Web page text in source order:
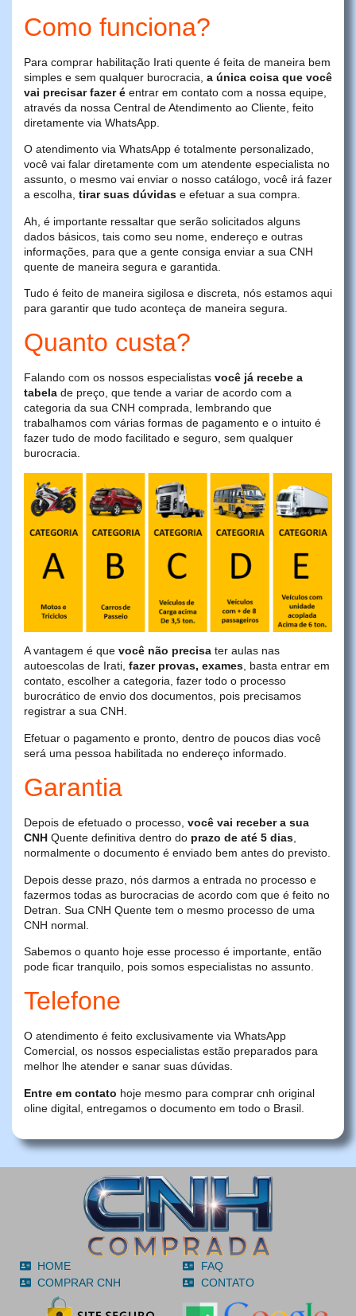
Como funciona?
Para comprar habilitação Irati quente é feita de maneira bem
simples e sem qualquer burocracia, a única coisa que você
vai precisar fazer é entrar em contato com a nossa equipe,
através da nossa Central de Atendimento ao Cliente, feito
diretamente via WhatsApp.
O atendimento via WhatsApp é totalmente personalizado,
você vai falar diretamente com um atendente especialista no
assunto, o mesmo vai enviar o nosso catálogo, você irá fazer
a escolha, tirar suas dúvidas e efetuar a sua compra.
Ah, é importante ressaltar que serão solicitados alguns
dados básicos, tais como seu nome, endereço e outras
informações, para que a gente consiga enviar a sua CNH
quente de maneira segura e garantida.
Tudo é feito de maneira sigilosa e discreta, nós estamos aqui
para garantir que tudo aconteça de maneira segura.
Quanto custa?
Falando com os nossos especialistas você já recebe a
tabela de preço, que tende a variar de acordo com a
categoria da sua CNH comprada, lembrando que
trabalhamos com várias formas de pagamento e o intuito é
fazer tudo de modo facilitado e seguro, sem qualquer
burocracia.
A vantagem é que você não precisa ter aulas nas
autoescolas de Irati, fazer provas, exames, basta entrar em
contato, escolher a categoria, fazer todo o processo
burocrático de envio dos documentos, pois precisamos
registrar a sua CNH.
Efetuar o pagamento e pronto, dentro de poucos dias você
será uma pessoa habilitada no endereço informado.
Garantia
Depois de efetuado o processo, você vai receber a sua
CNH Quente definitiva dentro do prazo de até 5 dias,
normalmente o documento é enviado bem antes do previsto.
Depois desse prazo, nós darmos a entrada no processo e
fazermos todas as burocracias de acordo com que é feito no
Detran. Sua CNH Quente tem o mesmo processo de uma
CNH normal.
Sabemos o quanto hoje esse processo é importante, então
pode ficar tranquilo, pois somos especialistas no assunto.
Telefone
O atendimento é feito exclusivamente via WhatsApp
Comercial, os nossos especialistas estão preparados para
melhor lhe atender e sanar suas dúvidas.
Entre em contato hoje mesmo para comprar cnh original
oline digital, entregamos o documento em todo o Brasil.
HOME
COMPRAR CNH
FAQ
CONTATO